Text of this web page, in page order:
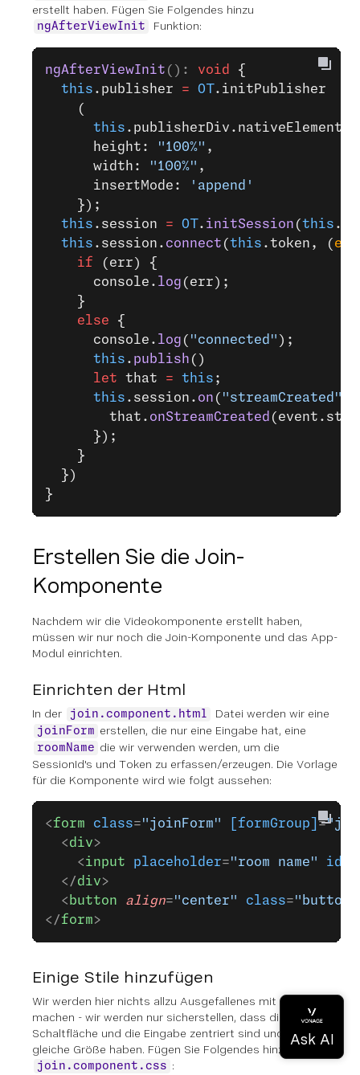
erstellt haben. Fügen Sie Folgendes hinzu
ngAfterViewInit Funktion:
ngAfterViewInit (): void
{
  this
.publisher = OT.initPublisher
    (
      this
.publisherDiv.nativeElement,
      height:
"100%" ,
      width:
"100%" ,
      insertMode:
'append'
    });
  this
.session = OT. initSession (this
  this
.session. connect (this .token, ( err
    if
(err) {
      console.
log (err);
    }
    else
{
      console.
log ( "connected" );
      this
. publish ()
      let
that = this ;
      this
.session. on ( "streamCreated"
        that.
onStreamCreated
      });
    }
  })
}
Erstellen Sie die Join-
Komponente
Nachdem wir die Videokomponente erstellt haben,
müssen wir nur noch die Join-Komponente und das App-
Modul einrichten.
Einrichten der Html
In der join.component.html Datei werden wir eine
joinForm erstellen, die nur eine Eingabe hat, eine
roomName die wir verwenden werden, um die
SessionId's und Token zu erfassen/erzeugen. Die Vorlage
für die Komponente wird wie folgt aussehen:
<form class="joinForm" [formGroup] =
  <
div>
    <
input placeholder="room name" id
  </
div>
  <
button align="center" class="button"
</form>
Einige Stile hinzufügen
Wir werden hier nichts allzu Ausgefallenes mit den Stilen
machen - wir werden nur sicherstellen, dass die
Schaltfläche und die Eingabe zentriert sind und die
gleiche Größe haben. Fügen Sie Folgendes hinzu
join.component.css :